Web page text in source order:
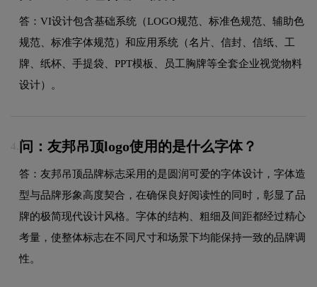
答：VI设计包含基础系统（LOGO规范、标准色规范、辅助色
规范、标准字体规范）和应用系统（名片、信封、信纸、工
牌、纸杯、手提袋、PPT模板、员工胸牌等全套企业视觉物料
设计）。
4. 问：友邦吊顶logo使用的是什么字体？
答：友邦吊顶品牌标志采用的是圆润可爱的字体设计，字体造
型与品牌形象高度契合，在确保良好阅读性的同时，彰显了品
牌的极简现代设计风格。字体的结构、粗细及间距都经过精心
考量，使整体标志在不同尺寸和场景下均能保持一致的品牌调
性。